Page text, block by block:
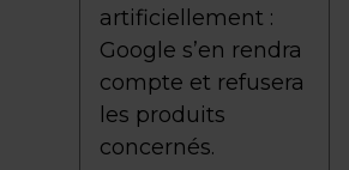
artificiellement :
Google s’en rendra
compte et refusera
les produits
concernés.